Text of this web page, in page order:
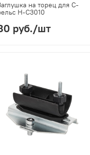
на торец для С-
H-C3010
руб./шт